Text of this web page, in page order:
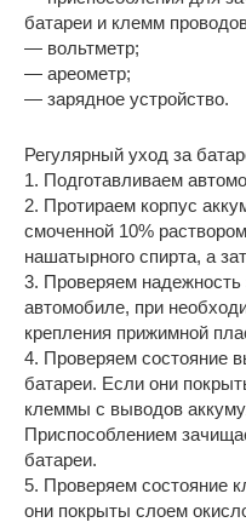
батареи и клемм
— вольтметр;
— ареометр;
— зарядное устройство.
Регулярный уход за
1. Подготавливаем
2. Протираем корпус
смоченной 10%
нашатырного спирта, а
3. Проверяем надежность
автомобиле, при
крепления прижимной
4. Проверяем состояние
батареи. Если они
клеммы с выводов
Приспособлением
батареи.
5. Проверяем состояние
они покрыты слоем